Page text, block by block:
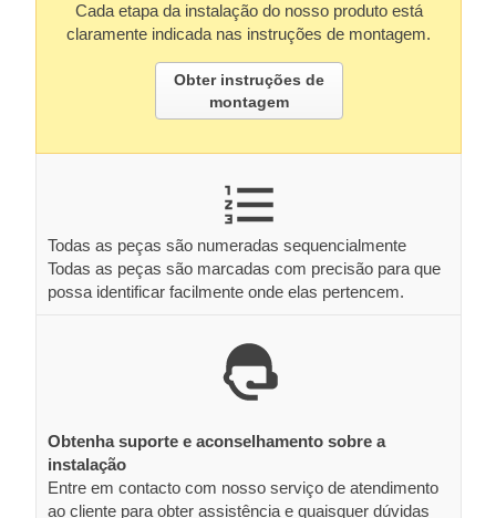
Cada etapa da instalação do nosso produto está
claramente indicada nas instruções de montagem.
Obter instruções de
montagem
Todas as peças são numeradas sequencialmente
Todas as peças são marcadas com precisão para que
possa identificar facilmente onde elas pertencem.
Obtenha suporte e aconselhamento sobre a
instalação
Entre em contacto com nosso serviço de atendimento
ao cliente para obter assistência e quaisquer dúvidas